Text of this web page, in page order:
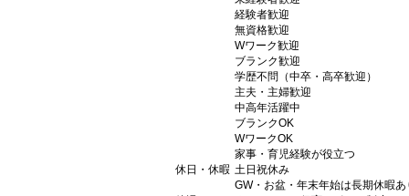
経験者歓迎
無資格歓迎
Wワーク歓迎
ブランク歓迎
学歴不問（中卒・高卒歓迎）
主夫・主婦歓迎
中高年活躍中
ブランクOK
WワークOK
家事・育児経験が役立つ
休日・休暇 土日祝休み
GW・お盆・年末年始は長期休暇あ